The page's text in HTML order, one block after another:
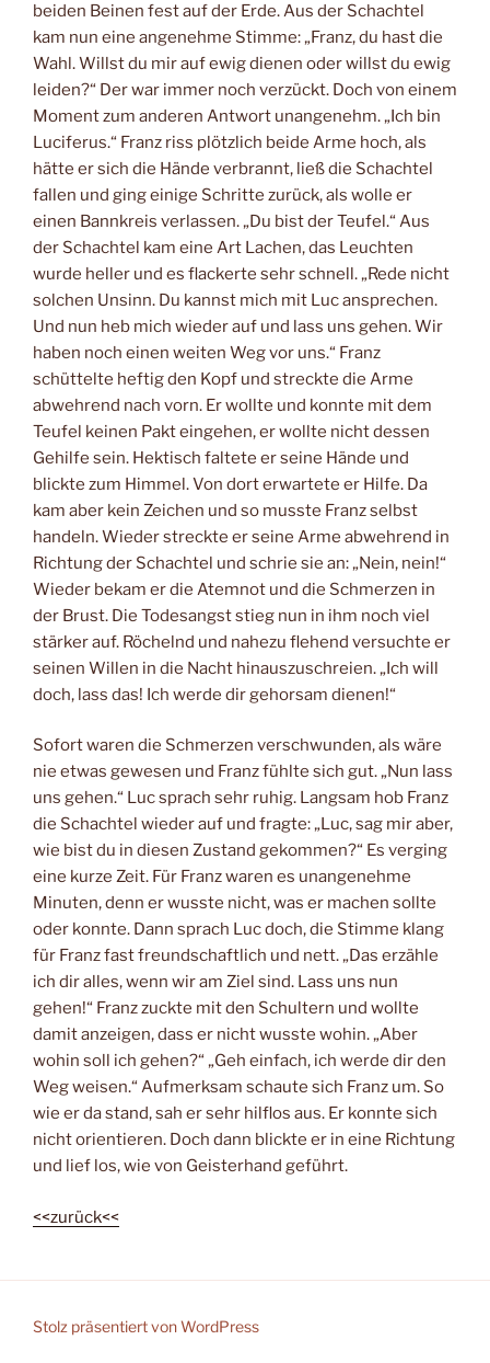
beiden Beinen fest auf der Erde. Aus der Schachtel
kam nun eine angenehme Stimme: „Franz, du hast die
Wahl. Willst du mir auf ewig dienen oder willst du ewig
leiden?“ Der war immer noch verzückt. Doch von einem
Moment zum anderen Antwort unangenehm. „Ich bin
Luciferus.“ Franz riss plötzlich beide Arme hoch, als
hätte er sich die Hände verbrannt, ließ die Schachtel
fallen und ging einige Schritte zurück, als wolle er
einen Bannkreis verlassen. „Du bist der Teufel.“ Aus
der Schachtel kam eine Art Lachen, das Leuchten
wurde heller und es flackerte sehr schnell. „Rede nicht
solchen Unsinn. Du kannst mich mit Luc ansprechen.
Und nun heb mich wieder auf und lass uns gehen. Wir
haben noch einen weiten Weg vor uns.“ Franz
schüttelte heftig den Kopf und streckte die Arme
abwehrend nach vorn. Er wollte und konnte mit dem
Teufel keinen Pakt eingehen, er wollte nicht dessen
Gehilfe sein. Hektisch faltete er seine Hände und
blickte zum Himmel. Von dort erwartete er Hilfe. Da
kam aber kein Zeichen und so musste Franz selbst
handeln. Wieder streckte er seine Arme abwehrend in
Richtung der Schachtel und schrie sie an: „Nein, nein!“
Wieder bekam er die Atemnot und die Schmerzen in
der Brust. Die Todesangst stieg nun in ihm noch viel
stärker auf. Röchelnd und nahezu flehend versuchte er
seinen Willen in die Nacht hinauszuschreien. „Ich will
doch, lass das! Ich werde dir gehorsam dienen!“
Sofort waren die Schmerzen verschwunden, als wäre
nie etwas gewesen und Franz fühlte sich gut. „Nun lass
uns gehen.“ Luc sprach sehr ruhig. Langsam hob Franz
die Schachtel wieder auf und fragte: „Luc, sag mir aber,
wie bist du in diesen Zustand gekommen?“ Es verging
eine kurze Zeit. Für Franz waren es unangenehme
Minuten, denn er wusste nicht, was er machen sollte
oder konnte. Dann sprach Luc doch, die Stimme klang
für Franz fast freundschaftlich und nett. „Das erzähle
ich dir alles, wenn wir am Ziel sind. Lass uns nun
gehen!“ Franz zuckte mit den Schultern und wollte
damit anzeigen, dass er nicht wusste wohin. „Aber
wohin soll ich gehen?“ „Geh einfach, ich werde dir den
Weg weisen.“ Aufmerksam schaute sich Franz um. So
wie er da stand, sah er sehr hilflos aus. Er konnte sich
nicht orientieren. Doch dann blickte er in eine Richtung
und lief los, wie von Geisterhand geführt.
<<zurück<<
Stolz präsentiert von WordPress